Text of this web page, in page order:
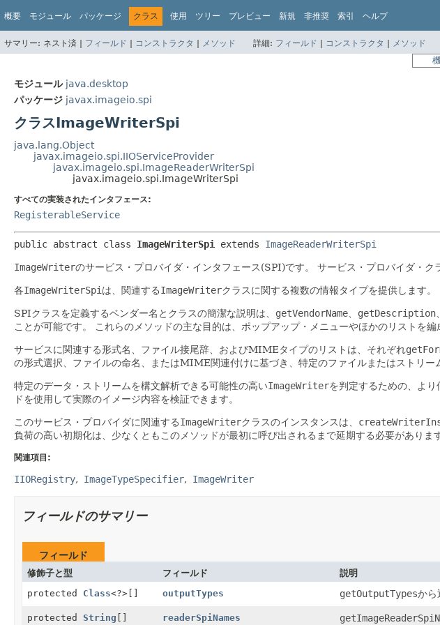
概要 モジュール パッケージ クラス 使用 ツリー プレビュー 新規 非推奨 索引 ヘルプ
サマリー: ネスト済 | フィールド | コンストラクタ | メソッド 詳細: フィールド | コンストラクタ | メソッド
モジュール java.desktop
パッケージ javax.imageio.spi
クラスImageWriterSpi
java.lang.Object
javax.imageio.spi.IIOServiceProvider
javax.imageio.spi.ImageReaderWriterSpi
javax.imageio.spi.ImageWriterSpi
すべての実装されたインタフェース:
RegisterableService
public abstract class ImageWriterSpi extends ImageReaderWriterSpi
ImageWriterのサービス・プロバイダ・インタフェース(SPI)です。 サービス・プロバイダ・ク
各ImageWriterSpi は、関連するImageWriterクラスに関する複数の情報タイプを提供します。
SPIクラスを定義するベンダー名とクラスの簡潔な説明は、 getVendorName getDescription
ことが可能です。
これらのメソッドの主な目的は、ポップアップ・メニューやほかのリストを
サービスに関連する形式名、ファイル接尾辞、およびMIMEタイプのリストは、それぞれ
の形式選択、ファイルの命名、またはMIME関連付けに基づき、特定のファイルまたはストリー
特定のデータ・ストリームを構文解析できる可能性の高いImageWriterを判定するための、よ
ドを使用して実際のイメージ内容を検証できます。
このサービス・プロバイダに関連するImageWriterクラスのインスタンスは、
負荷の高い初期化は、少なくともこのメソッドが最初に呼び出されるまで延期する必要があります
関連項目:
IIORegistry ImageTypeSpecifier ImageWriter
フィールドのサマリー
フィールド
修飾子と型 フィールド
説明
protected Class<?>[] outputTypes getOutputTypesから
protected String [] readerSpiNames